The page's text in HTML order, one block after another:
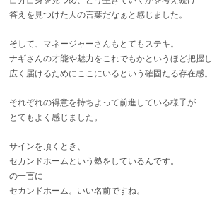
答えを見つけた人の言葉だなぁと感じました。
そして、マネージャーさんもとてもステキ。
ナギさんの才能や魅力をこれでもかというほど把握し
広く届けるためにここにいるという確固たる存在感。
それぞれの得意を持ちよって前進している様子が
とてもよく感じました。
サインを頂くとき、
セカンドホームという塾をしているんです。
の一言に
セカンドホーム。いい名前ですね。